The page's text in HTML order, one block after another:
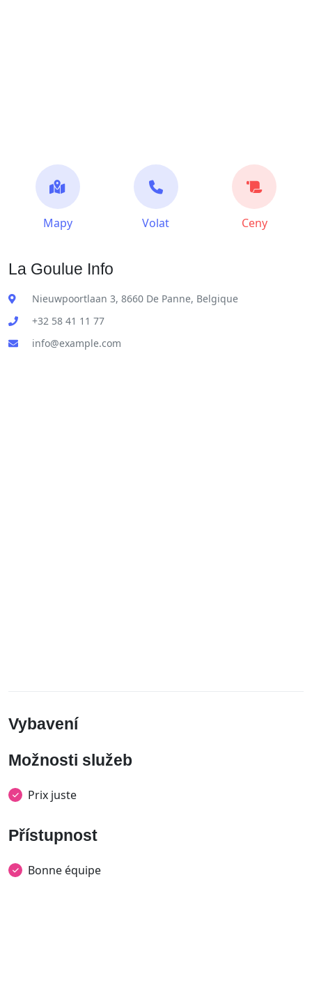
Mapy Volat Ceny
La Goulue Info
Nieuwpoortlaan 3, 8660 De Panne, Belgique
+32 58 41 11 77
info@example.com
Vybavení
Možnosti služeb
Prix juste
Přístupnost
Bonne équipe